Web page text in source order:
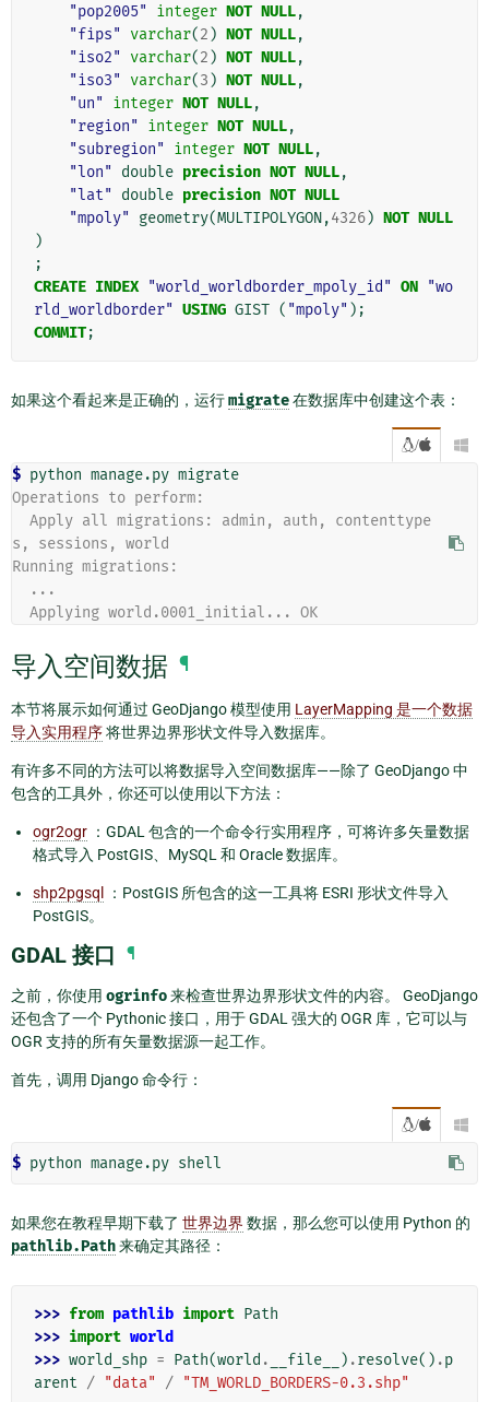
"pop2005"
integer NOT NULL,
"fips"
varchar(2 ) NOT NULL,
"iso2"
varchar(2 ) NOT NULL,
"iso3"
varchar(3 ) NOT NULL,
"un"
integer NOT NULL,
"region"
integer NOT NULL,
"subregion"
integer NOT NULL,
"lon"
double precision NOT NULL,
"lat"
double precision NOT NULL
"mpoly"
geometry(MULTIPOLYGON,4326) NOT NULL
)
;
CREATE INDEX "world_worldborder_mpoly_id" ON "wo
rld_worldborder" USING GIST ( "mpoly" );
COMMIT;
如果这个看起来是正确的，运行migrate在数据库中创建这个表：
/ 
$ python manage.py
Operations to perform:
s, sessions, world
Running migrations:
  ...
  Applying world.0001_initial... OK
导入空间数据 ¶
本节将展示如何通过 GeoDjango 模型使用 LayerMapping 是一个数据
导入实用程序将世界边界形状文件导入数据库。
有许多不同的方法可以将数据导入空间数据库——除了 GeoDjango 中
包含的工具外，你还可以使用以下方法：
ogr2ogr ：GDAL 包含的一个命令行实用程序，可将许多矢量数据
格式导入 PostGIS、MySQL 和 Oracle 数据库。
shp2pgsql
：PostGIS 所包含的这一工具将 ESRI 形状文件导入
PostGIS。
GDAL 接口 ¶
之前，你使用 ogrinfo来检查世界边界形状文件的内容。 GeoDjango
还包含了一个 Pythonic 接口，用于 GDAL 强大的 OGR 库，它可以与
OGR 支持的所有矢量数据源一起工作。
首先，调用 Django 命令行：
/ 
$ python manage.py
如果您在教程早期下载了 世界边界 数据，那么您可以使用 Python 的
pathlib.Path来确定其路径：
>>> from pathlib import Path
>>> import world
>>> world_shp = Path(world . __file__ ) .resolve() .p
arent / "data" / "TM_WORLD_BORDERS-0.3.shp"